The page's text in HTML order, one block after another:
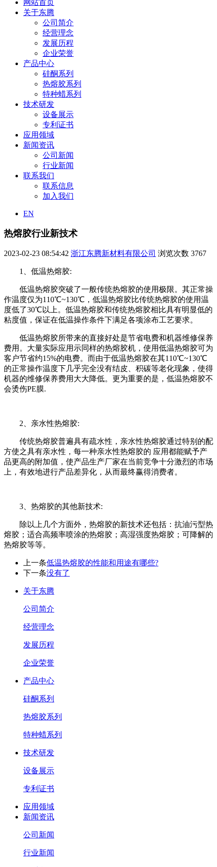
网站首页
关于东腾
公司简介
经营理念
发展历程
企业荣誉
产品中心
硅酮系列
热熔胶系列
特种蜡系列
技术研发
设备展示
专利证书
应用领域
新闻资讯
公司新闻
行业新闻
联系我们
联系信息
加入我们
EN
热熔胶行业新技术
2023-02-23 08:54:42 浙江东腾新材料有限公司 浏览次数 3767
1、低温热熔胶:
低温热熔胶突破了一般传统热熔胶的使用极限。其正常操
作温度仅为110℃~130℃，低温热熔胶比传统热熔胶的使用温
度低了30℃以上。低温热熔胶和传统热熔胶相比具有明显低的
粘度值，保证在低温操作条件下满足各项涂布工艺要求。
低温热熔胶所带来的直接好处是节省电费和机器维修保养
费用。大量实际应用示同样的热熔胶机，使用低温热熔胶可为
客户节省约15%的电费。而由于低温热熔胶在其110℃~130℃
的正常操作温度下几乎完全没有结皮、积碳等老化现象，使得
机器的维修保养费用大大降低。更为重要的是，低温热熔胶不
会烫伤PE膜.
2、亲水性热熔胶:
传统热熔胶普遍具有疏水性，亲水性热熔胶通过特别的配
方使之具有亲水性，每一种亲水性热熔胶的 应用都能赋予产
品更高的附加值，使产品生产厂家在当前竞争十分激烈的市场
上，有效地进行产品差异化，从而最终赢得消费者。
3、热熔胶的其他新技术:
除以上几个方面外，热熔胶的新技术还包括：抗油污型热
熔胶；适合高频率喷涂的热熔胶；高湿强度热熔胶；可降解的
热熔胶等等。
上一条低温热熔胶的性能和用途有哪些?
下一条没有了
关于东腾
公司简介
经营理念
发展历程
企业荣誉
产品中心
硅酮系列
热熔胶系列
特种蜡系列
技术研发
设备展示
专利证书
应用领域
新闻资讯
公司新闻
行业新闻